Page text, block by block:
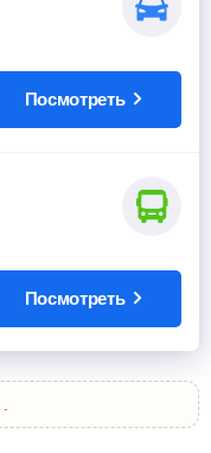
Посмотреть
Посмотреть